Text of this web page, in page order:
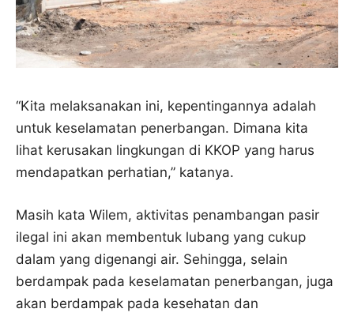
“Kita melaksanakan ini, kepentingannya adalah
untuk keselamatan penerbangan. Dimana kita
lihat kerusakan lingkungan di KKOP yang harus
mendapatkan perhatian,” katanya.
Masih kata Wilem, aktivitas penambangan pasir
ilegal ini akan membentuk lubang yang cukup
dalam yang digenangi air. Sehingga, selain
berdampak pada keselamatan penerbangan, juga
akan berdampak pada kesehatan dan